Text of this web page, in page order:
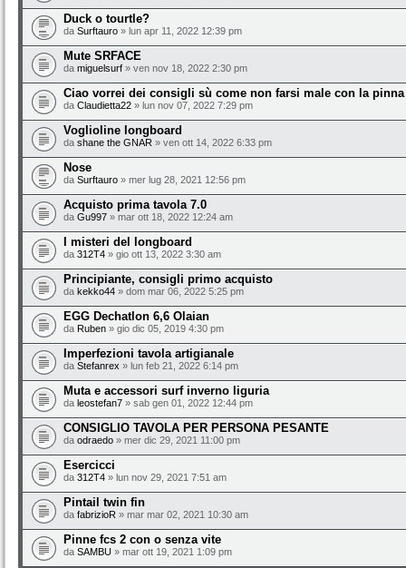
Duck o tourtle?
da Surftauro » lun apr 11, 2022 12:39 pm
Mute SRFACE
da miguelsurf » ven nov 18, 2022 2:30 pm
Ciao vorrei dei consigli sù come non farsi male con la pinna
da Claudietta22 » lun nov 07, 2022 7:29 pm
Voglioline longboard
da shane the GNAR » ven ott 14, 2022 6:33 pm
Nose
da Surftauro » mer lug 28, 2021 12:56 pm
Acquisto prima tavola 7.0
da Gu997 » mar ott 18, 2022 12:24 am
I misteri del longboard
da 312T4 » gio ott 13, 2022 3:30 am
Principiante, consigli primo acquisto
da kekko44 » dom mar 06, 2022 5:25 pm
EGG Dechatlon 6,6 Olaian
da Ruben » gio dic 05, 2019 4:30 pm
Imperfezioni tavola artigianale
da Stefanrex » lun feb 21, 2022 6:14 pm
Muta e accessori surf inverno liguria
da leostefan7 » sab gen 01, 2022 12:44 pm
CONSIGLIO TAVOLA PER PERSONA PESANTE
da odraedo » mer dic 29, 2021 11:00 pm
Esercicci
da 312T4 » lun nov 29, 2021 7:51 am
Pintail twin fin
da fabrizioR » mar mar 02, 2021 10:30 am
Pinne fcs 2 con o senza vite
da SAMBU » mar ott 19, 2021 1:09 pm